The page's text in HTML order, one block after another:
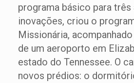
programa básico para três
inovações, criou o
Missionária,
de um aeroporto em
estado do Tennessee. O
novos prédios: o